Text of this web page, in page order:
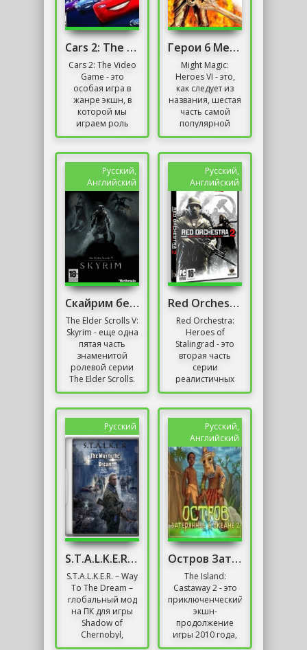
Cars 2: The Video Game
Cars 2: The Video
Game - это
особая игра в
жанре экшн, в
которой мы
играем роль
одного из многих
«Тачки 2».
Однако...
Герои 6 Механики
Might Magic:
Heroes VI - это,
как следует из
названия, шестая
часть самой
популярной
серии пошаговых
раз студия Black...
Русский,
Английский
Скайрим без Торрента
The Elder Scrolls V:
Skyrim - еще одна
пятая часть
знаменитой
ролевой серии
The Elder Scrolls.
Предыдущее
Oblivion
собрало...
Русский,
Английский
Red Orchestra 2
Red Orchestra:
Heroes of
Stalingrad - это
вторая часть
серии
реалистичных
тактических
дополненных
одиночной...
Русский
S.T.A.L.K.E.R. – Way To The Dream
S.T.A.L.K.E.R. – Way
To The Dream –
глобальный мод
на ПК для игры
Shadow of
Chernobyl,
вышедший в 2011
Русский,
Английский
Остров Затерянные в Океане 2
The Island:
Castaway 2 - это
приключенческий
экшн-
продолжение
игры 2010 года,
тепло